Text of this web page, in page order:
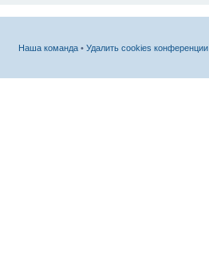
Наша команда • Удалить cookies конференции